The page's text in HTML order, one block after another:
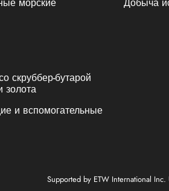
скруббер-бутарой
золота
и вспомогательные
Supported by ETW International Inc.